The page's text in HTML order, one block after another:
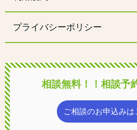
プライバシーポリシー
相談無料！！相談予
ご相談のお申込みは